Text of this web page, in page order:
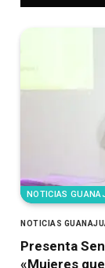
NOTICIAS
NOTICIAS
Presenta
«Mujeres